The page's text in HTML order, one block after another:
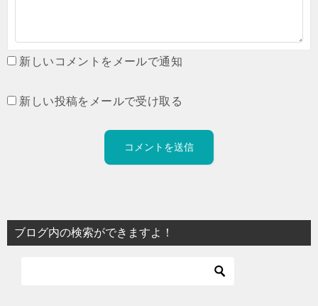
新しいコメントをメールで通知
新しい投稿をメールで受け取る
ブログ内の検索ができますよ！